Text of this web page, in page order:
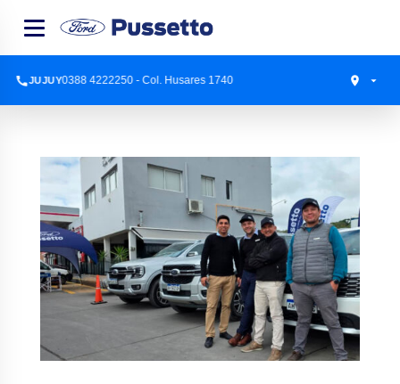
JUJUY0388 4222250 - Col. Husares 1740